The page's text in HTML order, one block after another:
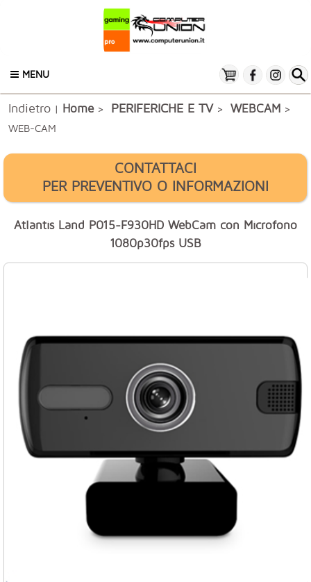
MENU
Indietro | Home> PERIFERICHE E TV> WEBCAM >
WEB-CAM
CONTATTACI
PER PREVENTIVO O INFORMAZIONI
Atlantis Land P015-F930HD WebCam con Microfono
1080p30fps USB